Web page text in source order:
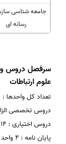
جامعه شتاسی
رسانه ای
سرفصل دروس و
علوم ارتباطات
تعداد کل واحدها : 32 واحد
دروس تخصصی الزامی :
دروس اختیاری : 14 واحد
پایان نامه : 4 واحد